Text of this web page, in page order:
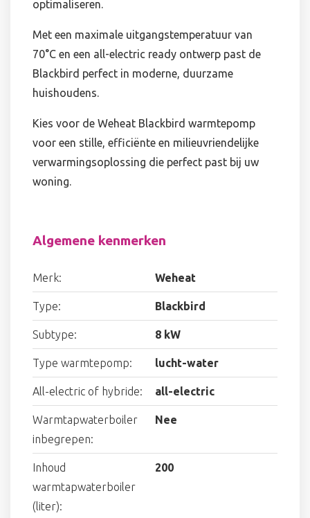
optimaliseren.
Met een maximale uitgangstemperatuur van
70°C en een all-electric ready ontwerp past de
Blackbird perfect in moderne, duurzame
huishoudens.
Kies voor de Weheat Blackbird warmtepomp
voor een stille, efficiënte en milieuvriendelijke
verwarmingsoplossing die perfect past bij uw
woning.
Algemene kenmerken
Merk: Weheat
Type: Blackbird
Subtype: 8 kW
Type warmtepomp: lucht-water
All-electric of hybride: all-electric
Warmtapwaterboiler
inbegrepen:
Nee
Inhoud
warmtapwaterboiler
(liter):
200